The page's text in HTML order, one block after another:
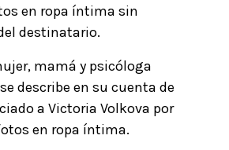
en ropa íntima sin
destinatario.
mamá y psicóloga
describe en su cuenta de
a Victoria Volkova por
en ropa íntima.